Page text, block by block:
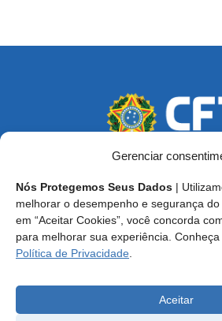
Gerenciar
Nós Protegemos Seus Dados |
melhorar o desempenho e segurança
em “Aceitar Cookies”, você concorda
para melhorar sua experiência.
Política de Privacidade
Aceitar
Endereço: SCS, Quadra 02, Bloco D,
9º Andar CEP 70.316-900 - Brasília/DF
Central de Atendimento ao Técnico: